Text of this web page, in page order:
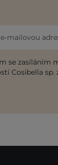
mailovou
se zasíláním
Cosibella sp.